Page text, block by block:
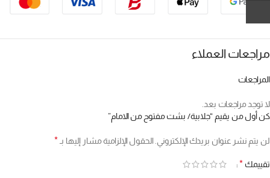
مراجعات العملاء
المراجعات
لا توجد مراجعات بعد.
كن أول من يقيم “جلابية/ بشت مفتوح من الامام”
لن يتم نشر عنوان بريدك الإلكتروني. الحقول الإلزامية مشار إليها بـ*
تقييمك *